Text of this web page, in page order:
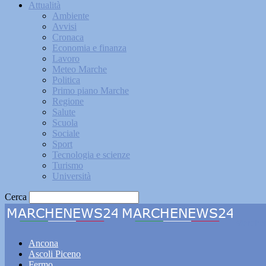
Attualità
Ambiente
Avvisi
Cronaca
Economia e finanza
Lavoro
Meteo Marche
Politica
Primo piano Marche
Regione
Salute
Scuola
Sociale
Sport
Tecnologia e scienze
Turismo
Università
Cerca
Ancona
Ascoli Piceno